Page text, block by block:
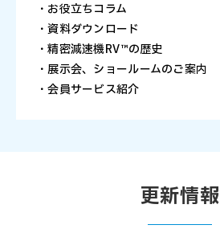
・お役立ちコラム
・資料ダウンロード
・精密減速機RV™の歴史
・展示会、ショールームのご案内
・会員サービス紹介
更新情報